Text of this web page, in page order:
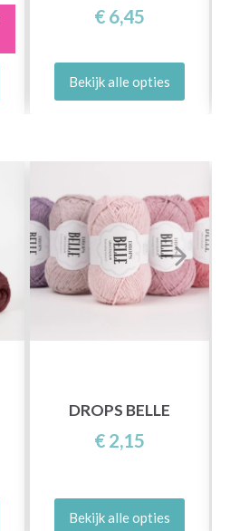
€ 6,45
Bekijk alle opties
DROPS BELLE
€ 2,15
Bekijk alle opties